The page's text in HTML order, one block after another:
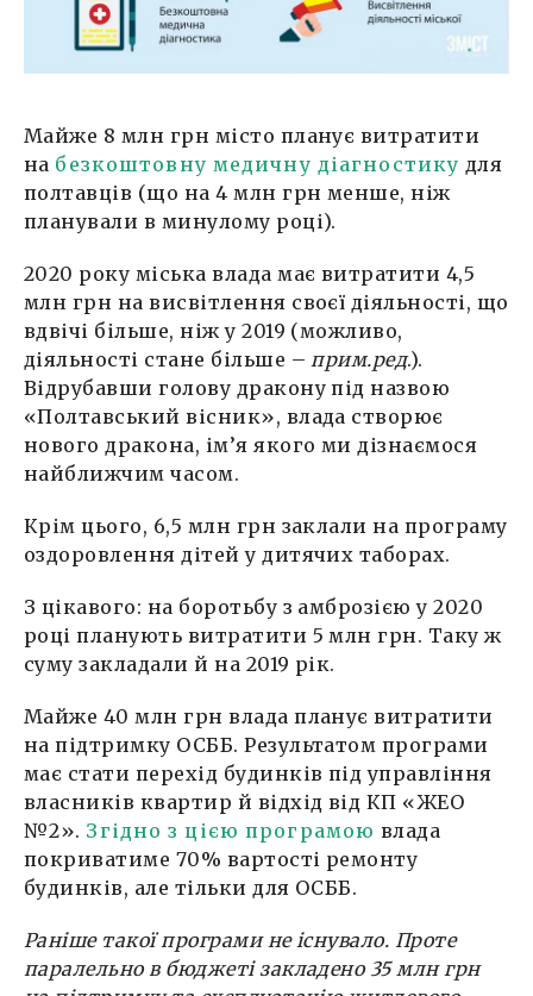
Майже 8 млн грн місто планує витратити
на безкоштовну медичну діагностику для
полтавців (що на 4 млн грн менше, ніж
планували в минулому році).
2020 року міська влада має витратити 4,5
млн грн на висвітлення своєї діяльності, що
вдвічі більше, ніж у 2019 (можливо,
діяльності стане більше –прим.ред.).
Відрубавши голову дракону під назвою
«Полтавський вісник», влада створює
нового дракона, ім’я якого ми дізнаємося
найближчим часом.
Крім цього, 6,5 млн грн заклали на програму
оздоровлення дітей у дитячих таборах.
З цікавого: на боротьбу з амброзією у 2020
році планують витратити 5 млн грн. Таку ж
суму закладали й на 2019 рік.
Майже 40 млн грн влада планує витратити
на підтримку ОСББ. Результатом програми
має стати перехід будинків під управління
власників квартир й відхід від КП «ЖЕО
№2». Згідно з цією програмою влада
покриватиме 70% вартості ремонту
будинків, але тільки для ОСББ.
Раніше такої програми не існувало. Проте
паралельно в бюджеті закладено 35 млн грн